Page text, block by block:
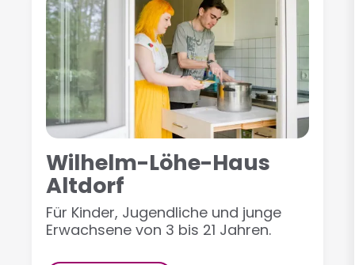
Wilhelm-Löhe-Haus
Altdorf
Für Kinder, Jugendliche und junge
Erwachsene von 3 bis 21 Jahren.